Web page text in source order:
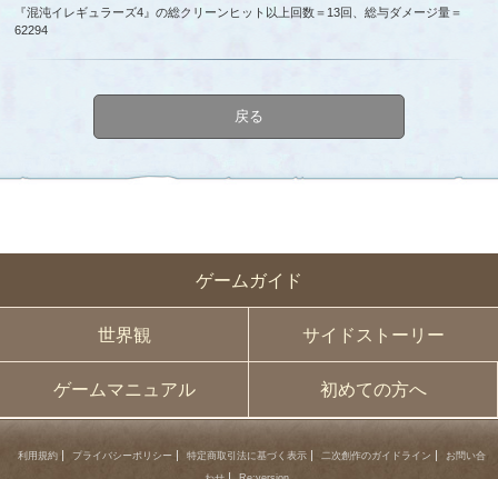
ゲームガイド
世界観 サイドストーリー
ゲームマニュアル 初めての方へ
『混沌イレギュラーズ4』の総クリーンヒット以上回数＝13回、総与ダメージ量＝
62294
戻る
利用規約 プライバシーポリシー 特定商取引法に基づく表示 二次創作のガイドライン
お問い合